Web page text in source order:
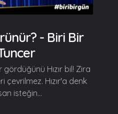
- Biri Bir
Hızır bil! Zira
çevrilmez. Hızır'a denk
isteğin...